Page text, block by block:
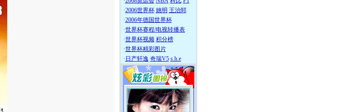
·2006世界杯 姚明 王治郅
·2006年德国世界杯
·世界杯赛程/电视转播表
·世界杯视频 积分榜
·世界杯精彩图片
· 日产轩逸 奇瑞V5 s.h.e